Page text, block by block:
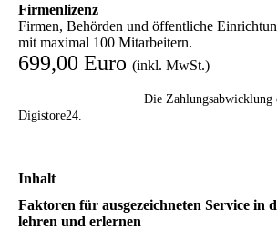
Firmenlizenz
Firmen, Behörden und öffentliche
mit maximal 100 Mitarbeitern.
699,00 Euro (inkl. MwSt.)
Die Zahlungsabwicklung
Digistore24.
Inhalt
Faktoren für ausgezeichneten Service in
lehren und erlernen